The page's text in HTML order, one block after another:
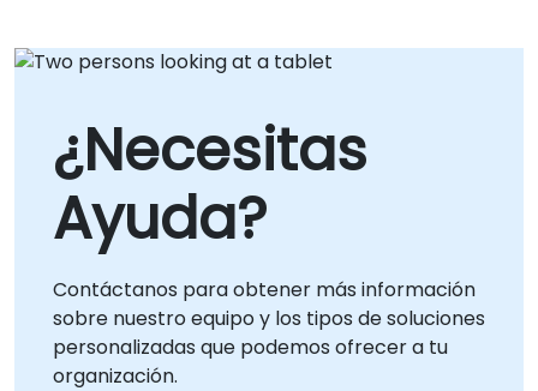
¿Necesitas
Ayuda?
Contáctanos para obtener más información
sobre nuestro equipo y los tipos de soluciones
personalizadas que podemos ofrecer a tu
organización.